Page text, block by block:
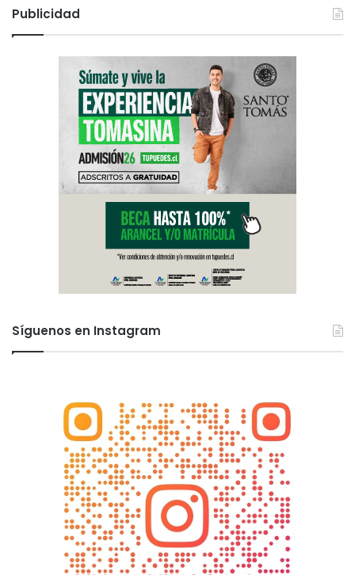
Publicidad
Síguenos en Instagram